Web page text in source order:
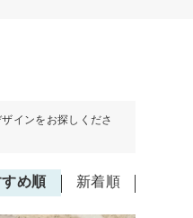
インをお探しくださ
め順 新着順